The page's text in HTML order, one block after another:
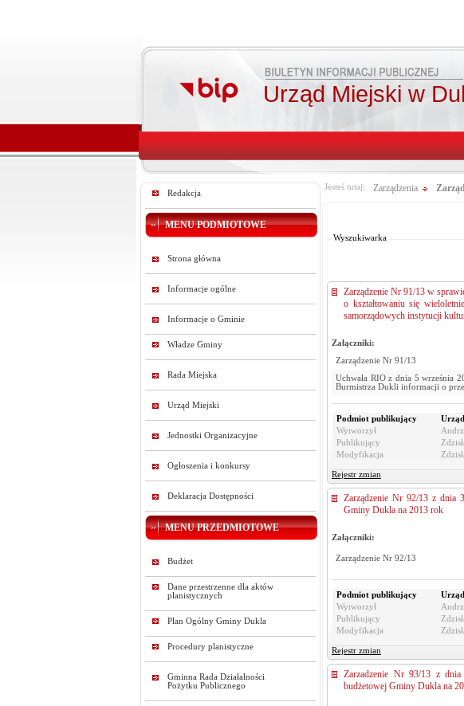
Urząd Miejski w
Redakcja
MENU PODMIOTOWE
Strona główna
Informacje ogólne
Informacje o Gminie
Władze Gminy
Rada Miejska
Urząd Miejski
Jednostki Organizacyjne
Ogłoszenia i konkursy
Deklaracja Dostępności
MENU PRZEDMIOTOWE
Budżet
Dane przestrzenne dla aktów
planistycznych
Plan Ogólny Gminy Dukla
Procedury planistyczne
Gminna Rada Działalności
Pożytku Publicznego
Jesteś tutaj: Zarządzenia
Wyszukiwarka
Zarządzenie Nr 91/13 w
o kształtowaniu się
samorządowych instytucji
Załączniki:
Zarządzenie Nr 91/13
Uchwała RIO z dnia 5 września
Burmistrza Dukli informacji o
Podmiot publikujący
Wytworzył
Publikujący
Modyfikacja
Rejestr zmian
Zarządzenie Nr 92/13 z dnia
Gminy Dukla na 2013 rok
Załączniki:
Zarządzenie Nr 92/13
Podmiot publikujący
Wytworzył
Publikujący
Modyfikacja
Rejestr zmian
Zarzadzenie Nr 93/13 z
budżetowej Gminy Dukla na